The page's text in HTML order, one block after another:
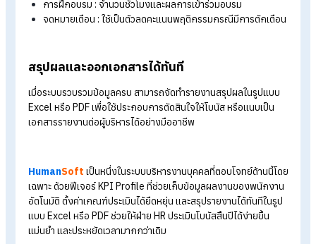
ระบบจะบันทึกข้อมูลอัตโนมัติ เช่น การมาทำงานตรงเวลา การขาด
มาสาย หรือทำงานล่วงเวลา (OT) เพื่อใช้เป็นเกณฑ์วัดความรับผิด
และความสม่ำเสมอของพนักงาน
ตั้งค่าเกณฑ์ประเมินได้อย่างยืดหยุ่น
ผู้ดูแลระบบสามารถเลือกหรือปรับแต่งเกณฑ์การคำนวณเองได้ตา
ลักษณะงาน เช่น